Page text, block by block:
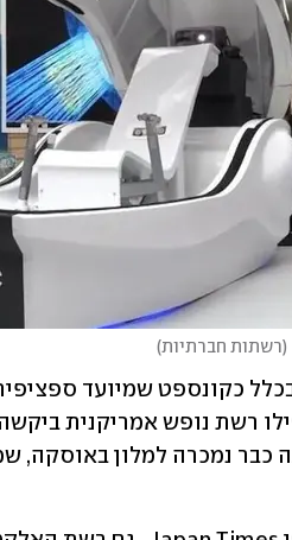
(רשתות חברתיות)